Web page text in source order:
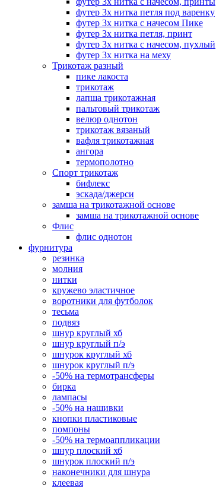
футер 3х нитка петля под варенку
футер 3х нитка с начесом Пике
футер 3х нитка петля, принт
футер 3х нитка с начесом, пухлый
футер 3х нитка на меху
Трикотаж разный
пике лакоста
трикотаж
лапша трикотажная
пальтовый трикотаж
велюр однотон
трикотаж вязаный
вафля трикотажная
ангора
термополотно
Спорт трикотаж
бифлекс
эскада/джерси
замша на трикотажной основе
замша на трикотажной основе
Флис
флис однотон
фурнитура
резинка
молния
нитки
кружево эластичное
воротники для футболок
тесьма
подвяз
шнур круглый хб
шнур круглый п/э
шнурок круглый хб
шнурок круглый п/э
-50% на термотрансферы
бирка
лампасы
-50% на нашивки
кнопки пластиковые
помпоны
-50% на термоаппликации
шнур плоский хб
шнурок плоский п/э
наконечники для шнура
клеевая